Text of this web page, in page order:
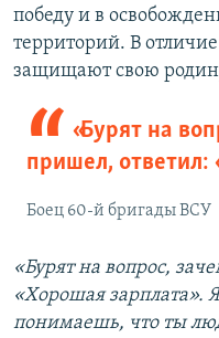
победу и в
территорий. В
защищают свою
«Бурят на
пришел, ответил:
Боец 60-й бригады ВСУ
«Бурят на вопрос,
«Хорошая зарплата».
понимаешь, что ты